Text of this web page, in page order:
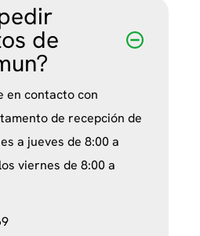
de
en contacto con
de recepción de
a jueves de 8:00 a
viernes de 8:00 a